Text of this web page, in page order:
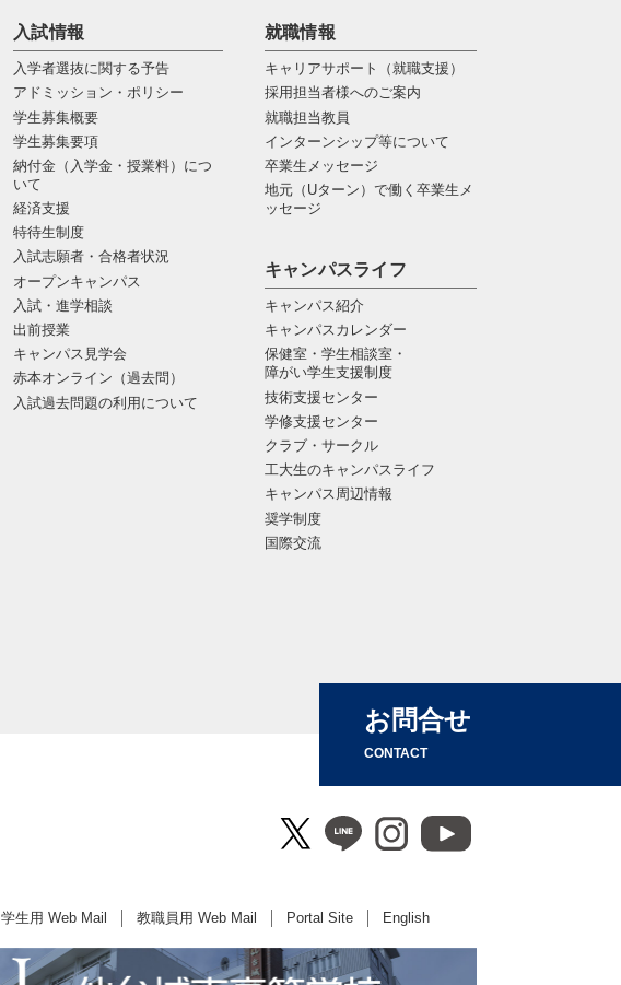
入試情報
入学者選抜に関する予告
アドミッション・ポリシー
学生募集概要
学生募集要項
納付金（入学金・授業料）につ
いて
経済支援
特待生制度
入試志願者・合格者状況
オープンキャンパス
入試・進学相談
出前授業
キャンパス見学会
赤本オンライン（過去問）
入試過去問題の利用について
就職情報
キャリアサポート（就職支援）
採用担当者様へのご案内
就職担当教員
インターンシップ等について
卒業生メッセージ
地元（Uターン）で働く卒業生メ
ッセージ
キャンパスライフ
キャンパス紹介
キャンパスカレンダー
保健室・学生相談室・
障がい学生支援制度
技術支援センター
学修支援センター
クラブ・サークル
工大生のキャンパスライフ
キャンパス周辺情報
奨学制度
国際交流
お問合せ
CONTACT
学生用 Web Mail 教職員用 Web Mail Portal Site English